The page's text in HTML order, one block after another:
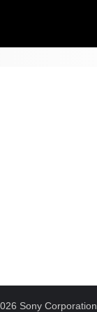
Sony Corporation